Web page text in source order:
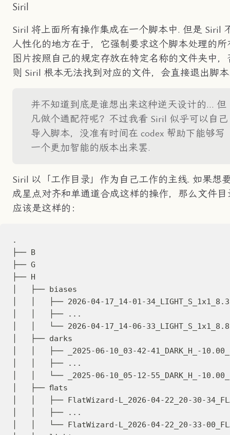
Siril
Siril 将上面所有操作集成在一个脚本中. 但是 Siril
人性化的地方在于，它强制要求这个脚本处理的所
图片按照自己的规定存放在特定名称的文件夹中，
则 Siril 根本无法找到对应的文件，会直接退出脚
并不知道到底是谁想出来这种逆天设计的... 但
凡做个通配符呢？不过我看 Siril 似乎可以自己
导入脚本，没准有时间在 codex 帮助下能够写
一个更加智能的版本出来罢.
Siril 以「工作目录」作为自己工作的主线. 如果想
成星点对齐和单通道合成这样的操作，那么文件目
应该是这样的：
.
├── B
├── G
├── H
│   ├── biases
│   │   ├── 2026-04-17_14-01-
│   │   ├── ...
│   │   └── 2026-04-17_14-06-
│   ├── darks
│   │   ├── _2025-06-10_03-42-41_DARK_H_-
│   │   ├── ...
│   │   └── _2025-06-10_05-12-55_DARK_H_-
│   ├── flats
│   │   ├── FlatWizard-L_2026-04-22_20-30-
│   │   ├── ...
│   │   └── FlatWizard-L_2026-04-22_20-33-